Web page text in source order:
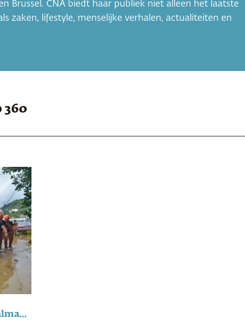
Brussel. CNA biedt haar publiek niet alleen het laatste
zaken, lifestyle, menselijke verhalen, actualiteiten en
360
Filipijnen: dodental van tyfoon Kalmaegi loopt op tot boven de 140